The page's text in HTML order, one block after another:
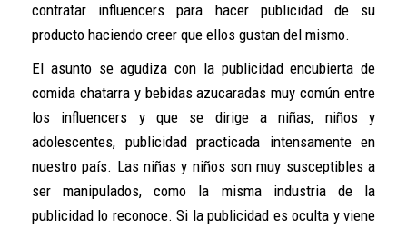
contratar influencers para hacer publicidad de su
producto haciendo creer que ellos gustan del mismo.
El asunto se agudiza con la publicidad encubierta de
comida chatarra y bebidas azucaradas muy común entre
los influencers y que se dirige a niñas, niños y
adolescentes, publicidad practicada intensamente en
nuestro país. Las niñas y niños son muy susceptibles a
ser manipulados, como la misma industria de la
publicidad lo reconoce. Si la publicidad es oculta y viene